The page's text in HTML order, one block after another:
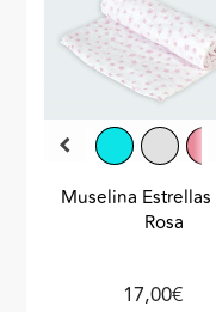
Muselina Estrellas
Rosa
17,00€